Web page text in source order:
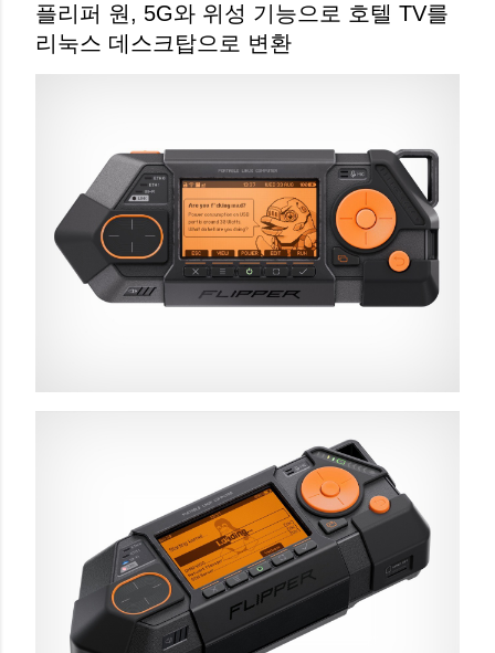
플리퍼 원, 5G와 위성 기능으로 호텔 TV를
리눅스 데스크탑으로 변환